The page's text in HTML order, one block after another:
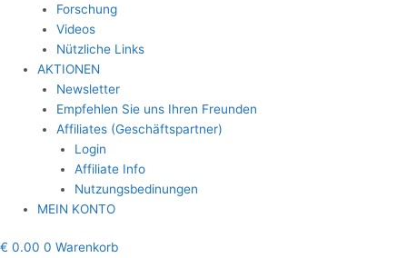
Forschung
Videos
Nützliche Links
AKTIONEN
Newsletter
Empfehlen Sie uns Ihren Freunden
Affiliates (Geschäftspartner)
Login
Affiliate Info
Nutzungsbedinungen
MEIN KONTO
€ 0.00 0 Warenkorb